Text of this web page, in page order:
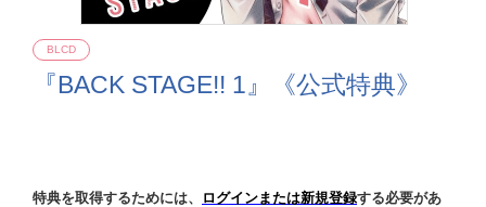
『BACK STAGE!! 1』《公式特典》
BLCD
特典を取得するためには、 ログインまたは新規登録する必要があ